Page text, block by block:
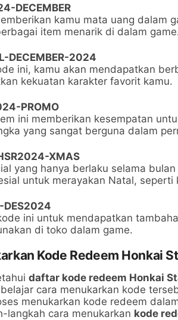
DECEMBER
kamu mata uang dalam
item menarik di dalam
DECEMBER-2024
ini, kamu akan mendapatkan
kekuatan karakter favorit kamu.
PROMO
ini memberikan kesempatan
yang sangat berguna dalam
XMAS
yang hanya berlaku selama
untuk merayakan Natal, seperti
DES2024
ini untuk mendapatkan
di toko dalam game.
Kode Redeem Honkai
daftar kode redeem Honkai
cara menukarkan kode
menukarkan kode redeem
langkah cara menukarkan kode